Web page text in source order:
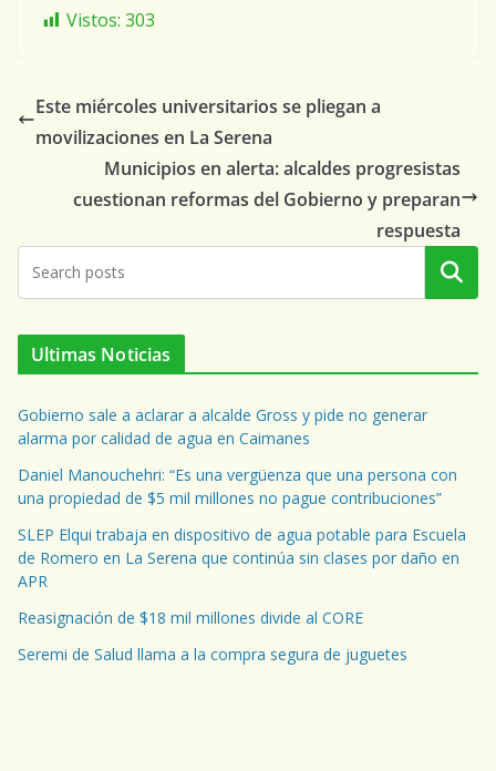
Vistos: 303
Este miércoles universitarios se pliegan a
movilizaciones en La Serena
Municipios en alerta: alcaldes progresistas
cuestionan reformas del Gobierno y preparan
respuesta
Buscar
Ultimas Noticias
Gobierno sale a aclarar a alcalde Gross y pide no generar
alarma por calidad de agua en Caimanes
Daniel Manouchehri: “Es una vergüenza que una persona con
una propiedad de $5 mil millones no pague contribuciones”
SLEP Elqui trabaja en dispositivo de agua potable para Escuela
de Romero en La Serena que continúa sin clases por daño en
APR
Reasignación de $18 mil millones divide al CORE
Seremi de Salud llama a la compra segura de juguetes